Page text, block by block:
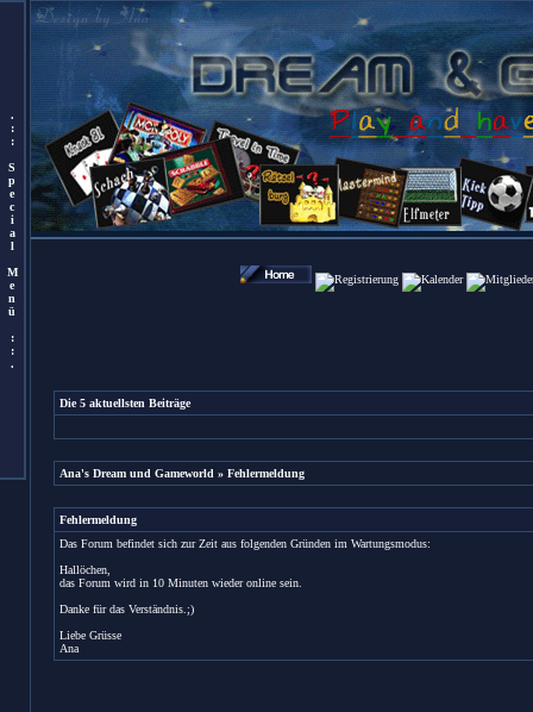
.
:
:
S
p
e
c
i
a
l
M
e
n
ü
:
:
.
Die 5 aktuellsten Beiträge
Ana's Dream und Gameworld » Fehlermeldung
Fehlermeldung
Das Forum befindet sich zur Zeit aus folgenden Gründen im Wartungsmodus:
Hallöchen,
das Forum wird in 10 Minuten wieder online sein.
Danke für das Verständnis.;)
Liebe Grüsse
Ana